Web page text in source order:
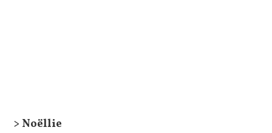
> Noëllie